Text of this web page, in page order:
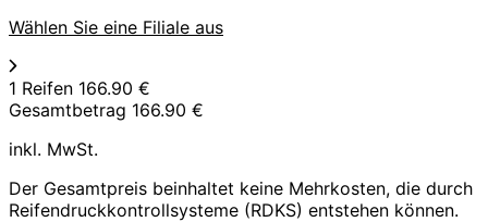
Wählen Sie eine Filiale aus
1 Reifen 166.90 €
Gesamtbetrag 166.90 €
inkl. MwSt.
Der Gesamtpreis beinhaltet keine Mehrkosten, die durch
Reifendruckkontrollsysteme (RDKS) entstehen können.